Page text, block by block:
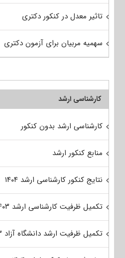
تاثیر معدل در کنکور دکتری
سهمیه مربیان برای آزمون دکتری
کارشناسی ارشد
کارشناسی ارشد بدون کنکور
منابع کنکور ارشد
نتایج کنکور کارشناسی ارشد ۱۴۰۴
تکمیل ظرفیت کارشناسی ارشد ۱۴۰۳
تکمیل ظرفیت ارشد دانشگاه آزاد ۱۴۰۳